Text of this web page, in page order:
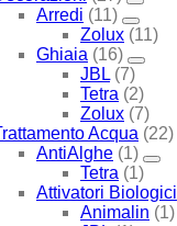
Arredi (11)
Zolux (11)
Ghiaia (16)
JBL (7)
Tetra (2)
Zolux (7)
Acqua (22)
AntiAlghe (1)
Tetra (1)
Attivatori Biologici
Animalin (1)